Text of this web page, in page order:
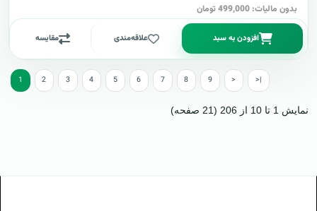
بدون مالیات: 499,000 تومان
افزودن به سبد علاقه‌مندی مقایسه
1 2 3 4 5 6 7 8 9 > >|
نمایش 1 تا 10 از 206 (21 صفحه)